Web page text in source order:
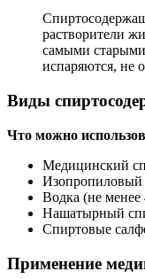
растворители
самыми
испаряются, не
Виды
Что можно
Медицинский
Изопропиловый
Водка (не менее
Нашатырный
Спиртовые
Применение